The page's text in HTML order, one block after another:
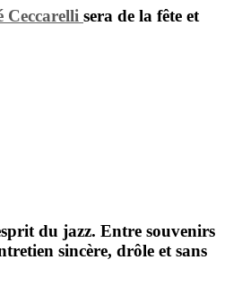
Ceccarelli sera de la fête et
du jazz. Entre souvenirs
sincère, drôle et sans